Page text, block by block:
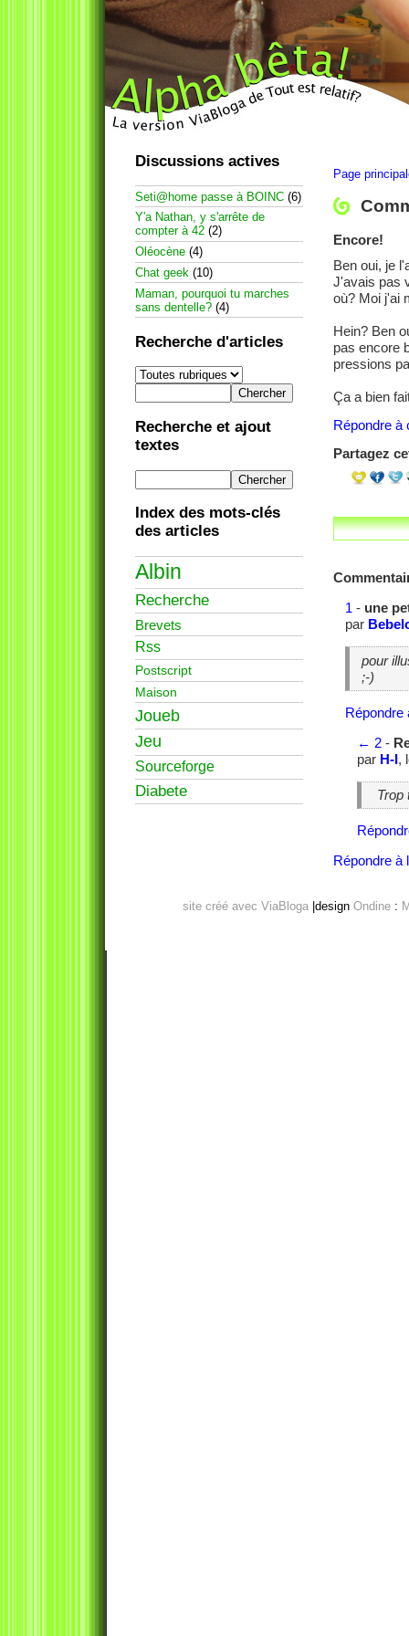
Page
Encore!
Ben oui, je
J'avais pas
où? Moi j'ai
Hein? Ben
pas encore
pressions
Ça a bien
Répondre à
Partagez
1 - une
par
pour
;-)
Répondre
← 2-
par H-I,
Trop
Répondre à
Discussions actives
Seti@home passe à BOINC (6)
Y'a Nathan, y s'arrête de
compter à 42 (2)
Oléocène (4)
Chat geek (10)
Maman, pourquoi tu marches
sans dentelle? (4)
Recherche d'articles
Recherche et ajout
textes
Index des mots-clés
des articles
Albin
Recherche
Brevets
Rss
Postscript
Maison
Joueb
Jeu
Sourceforge
Diabete
site créé avec ViaBloga|design Ondine: